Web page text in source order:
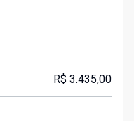
R$ 3.435,00